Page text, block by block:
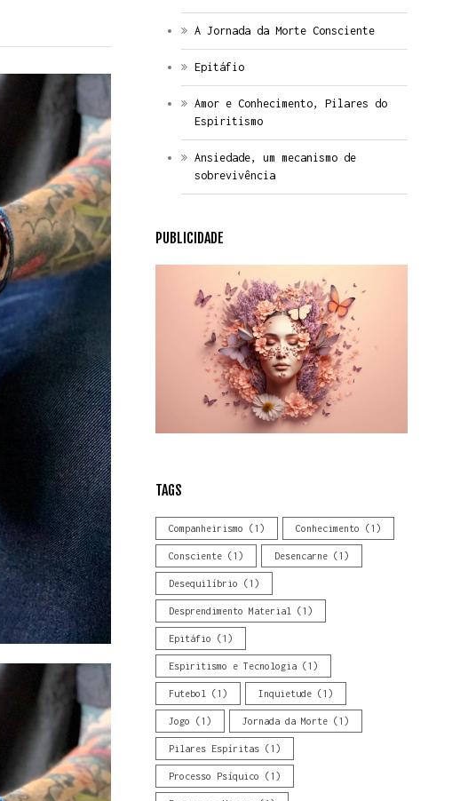
A Jornada da Morte Consciente
Epitáfio
Amor e Conhecimento, Pilares do
Espiritismo
Ansiedade, um mecanismo de
sobrevivência
PUBLICIDADE
TAGS
Companheirismo (1) Conhecimento (1)
Consciente(1) Desencarne(1)
Desequilíbrio (1)
Desprendimento Material (1)
Epitáfio (1)
Espiritismo e Tecnologia(1)
Futebol (1) Inquietude(1)
Jogo (1) Jornada da Morte(1)
Pilares Espíritas(1)
Processo Psíquico (1)